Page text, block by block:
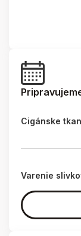
Cigánske
Varenie